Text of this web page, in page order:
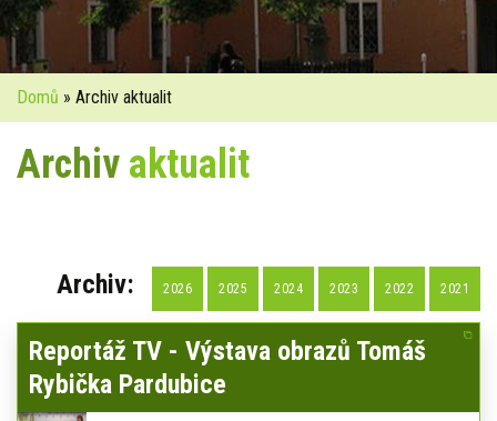
Domů » Archiv aktualit
Archiv aktualit
Archiv: 2026 2025 2024 2023 2022 2021
Reportáž TV - Výstava obrazů Tomáš
Rybička Pardubice